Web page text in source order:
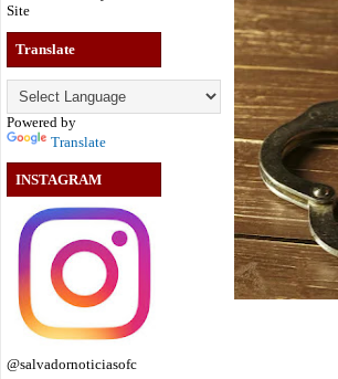
Site
Translate
Powered by
Translate
INSTAGRAM
@salvadornoticiasofc